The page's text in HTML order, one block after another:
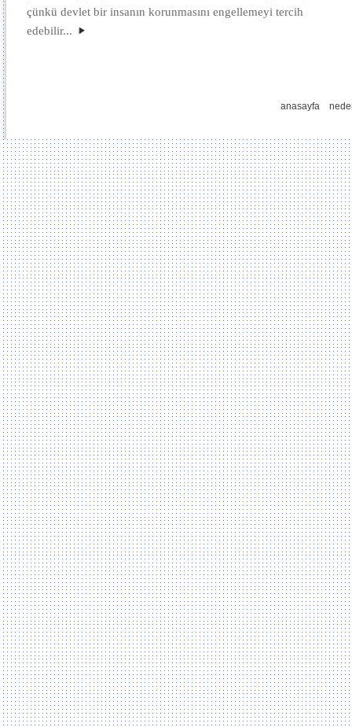
çünkü devlet bir insanın korunmasını engellemeyi tercih
edebilir...
anasayfa